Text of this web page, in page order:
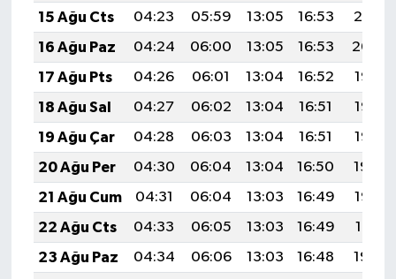
15 Ağu Cts
04:23 05:59 13:05 16:53
20:01
16 Ağu Paz
04:24 06:00 13:05 16:53
20:00
17 Ağu Pts
04:26 06:01 13:04 16:52
19:58
18 Ağu Sal
04:27 06:02 13:04 16:51
19:57
19 Ağu Çar
04:28 06:03 13:04 16:51
19:55
20 Ağu Per
04:30 06:04 13:04 16:50
19:54
21 Ağu Cum
04:31 06:04 13:03 16:49
19:52
22 Ağu Cts
04:33 06:05 13:03 16:49
19:51
23 Ağu Paz
04:34 06:06 13:03 16:48
19:50